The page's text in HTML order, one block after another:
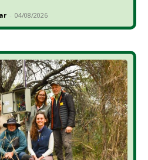
- 04/08/2026